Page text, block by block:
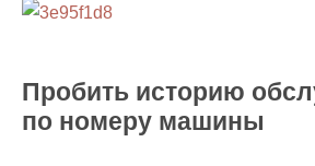
Пробить историю
по номеру машины